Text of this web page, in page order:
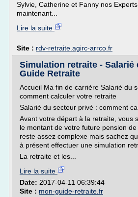
Sylvie, Catherine et Fanny nos
maintenant...
Lire la suite
Site : rdv-retraite.agirc-arrco.fr
Simulation retraite - Salarié
Guide Retraite
Accueil Ma fin de carrière Salarié du
comment calculer votre retraite
Salarié du secteur privé : comment
Avant votre départ à la retraite, vous
le montant de votre future pension
reste assez complexe mais sachez
à présent effectuer une simulation
La retraite et les...
Lire la suite
Date: 2017-04-11 06:39:44
Site : mon-guide-retraite.fr